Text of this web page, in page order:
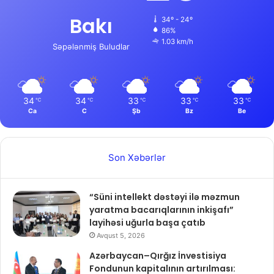
Bakı
Səpələnmiş Buludlar
34º - 24º
86%
1.03 km/h
34 ℃
Ca
34 ℃
C
33 ℃
Şb
33 ℃
Bz
33 ℃
Be
Son Xəbərlər
“Süni intellekt dəstəyi ilə məzmun
yaratma bacarıqlarının inkişafı”
layihəsi uğurla başa çatıb
Avqust 5, 2026
Azərbaycan–Qırğız İnvestisiya
Fondunun kapitalının artırılması: